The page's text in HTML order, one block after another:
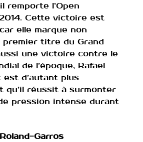
remporte l’Open
Cette victoire est
elle marque non
premier titre du Grand
une victoire contre le
de l’époque, Rafael
est d’autant plus
qu’il réussit à surmonter
pression intense durant
Garros